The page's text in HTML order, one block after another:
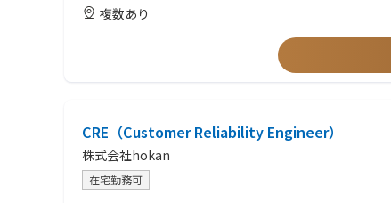
複数あり
CRE（Customer Reliability Engineer）
株式会社hokan
在宅勤務可